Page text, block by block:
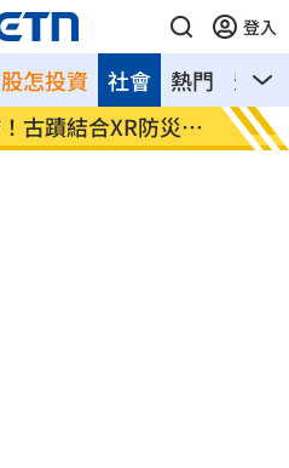
登入
怎投資 熱門 影音
社會
彈式」猛撞工廠大
柯志